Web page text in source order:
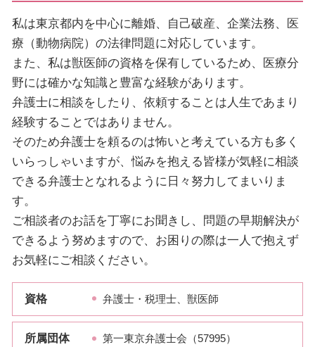
私は東京都内を中心に離婚、自己破産、企業法務、医
療（動物病院）の法律問題に対応しています。
また、私は獣医師の資格を保有しているため、医療分
野には確かな知識と豊富な経験があります。
弁護士に相談をしたり、依頼することは人生であまり
経験することではありません。
そのため弁護士を頼るのは怖いと考えている方も多く
いらっしゃいますが、悩みを抱える皆様が気軽に相談
できる弁護士となれるように日々努力してまいりま
す。
ご相談者のお話を丁寧にお聞きし、問題の早期解決が
できるよう努めますので、お困りの際は一人で抱えず
お気軽にご相談ください。
資格 弁護士・税理士、獣医師
所属団体
第一東京弁護士会（57995）